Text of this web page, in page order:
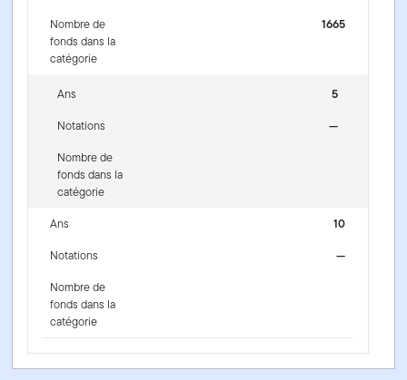
Nombre de
fonds dans la
catégorie
1665
Ans
5
Notations
—
Nombre de
fonds dans la
catégorie
Ans
10
Notations
—
Nombre de
fonds dans la
catégorie
Fonds d’actions mondiales sans restriction Franklin -
Series F - USD